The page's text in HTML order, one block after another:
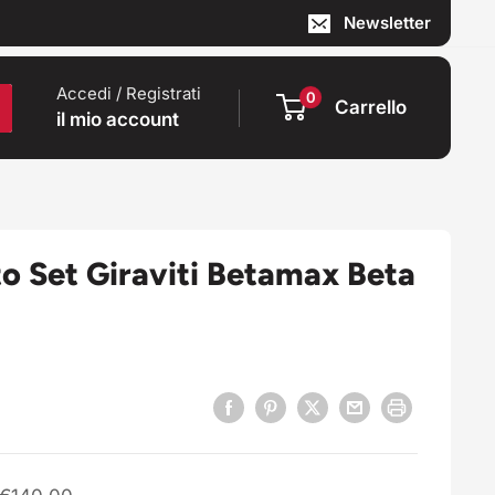
Newsletter
Accedi / Registrati
il mio account
0 Carrello
Set Giraviti Betamax Beta